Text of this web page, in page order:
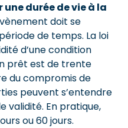
une durée de vie à la
doit se
de temps. La loi
d’une condition
prêt est de trente
du compromis de
peuvent s’entendre
validité. En pratique,
ou 60 jours.